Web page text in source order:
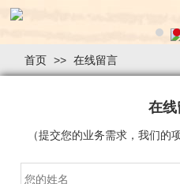
首页 >> 在线留言
在线
（提交您的业务需求，我们的